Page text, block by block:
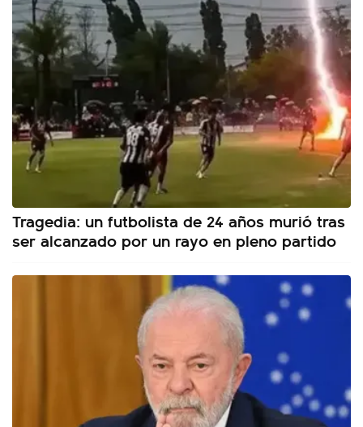
Tragedia: un futbolista de 24 años murió tras
ser alcanzado por un rayo en pleno partido